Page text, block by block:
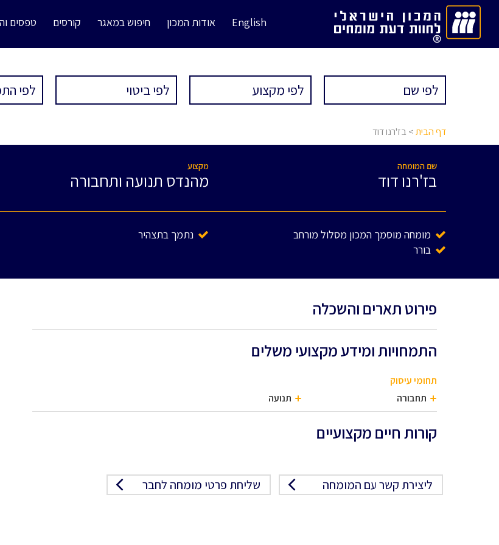
English אודות המכון חיפוש במאגר קורסים טפסים
דף הבית> בז'רנו דוד
שם המומחה
בז'רנו דוד
מקצוע
מהנדס תנועה ותחבורה
מומחה מוסמך המכון מסלול מורחב
בורר
נתמך בתצהיר
פירוט תארים והשכלה
התמחויות ומידע מקצועי משלים
תחומי עיסוק
תחבורה
תנועה
קורות חיים מקצועיים
ליצירת קשר עם המומחה שליחת פרטי מומחה לחבר